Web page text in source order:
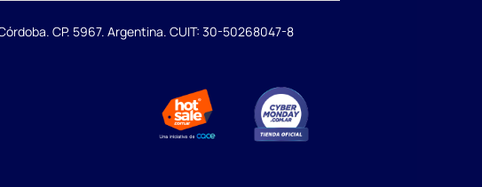
Córdoba. CP. 5967. Argentina. CUIT: 30-50268047-8